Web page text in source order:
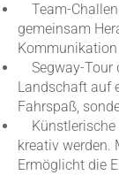
Team-
gemeinsam
Segway-Tour
Landschaft auf
Fahrspaß,
kreativ werden.
Ermöglicht die